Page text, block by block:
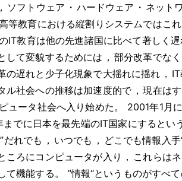
， ソフトウェア ・ ハードウェア ・ ネット
等教育における縦割りシステムではこ
IT教育は他の先進諸国に比べて著しく遅
して変貌するためには ， 部分改革でなく
の遅れと少子化現象で大揺れに揺れ ，
ル社会への推移は加速度的で ， 現在は
ュータ社会へ入り始めた 。 2001年1月に
でに日本を最先端のIT国家にするとい
”だれでも ， いつでも ， どこでも情報入
ころにコンピュータが入り
， これらは
て機能する 。 ”情報“というものがすべ